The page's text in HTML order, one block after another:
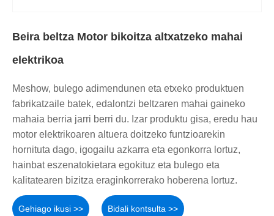
Beira beltza Motor bikoitza altxatzeko mahai
elektrikoa
Meshow, bulego adimendunen eta etxeko produktuen
fabrikatzaile batek, edalontzi beltzaren mahai gaineko
mahaia berria jarri berri du. Izar produktu gisa, eredu hau
motor elektrikoaren altuera doitzeko funtzioarekin
hornituta dago, igogailu azkarra eta egonkorra lortuz,
hainbat eszenatokietara egokituz eta bulego eta
kalitatearen bizitza eraginkorrerako hoberena lortuz.
Gehiago ikusi >> Bidali kontsulta >>